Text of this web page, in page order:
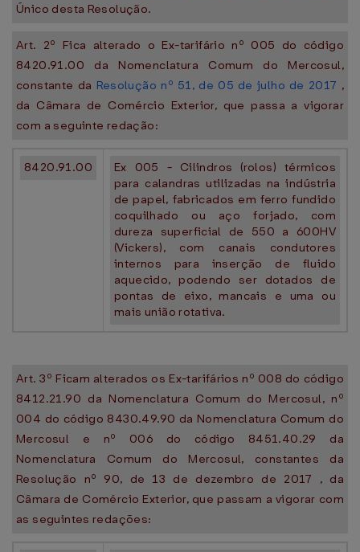
Único desta Resolução.
Art. 2º Fica alterado o Ex-tarifário nº 005 do código
8420.91.00 da Nomenclatura Comum do Mercosul,
constante da Resolução nº 51, de 05 de julho de 2017 ,
da Câmara de Comércio Exterior, que passa a vigorar
com a seguinte redação:
8420.91.00
Ex 005 - Cilindros (rolos) térmicos
para calandras utilizadas na indústria
de papel, fabricados em ferro fundido
coquilhado ou aço forjado, com
dureza superficial de 550 a 600HV
(Vickers), com canais condutores
internos para inserção de fluido
aquecido, podendo ser dotados de
pontas de eixo, mancais e uma ou
mais união rotativa.
Art. 3º Ficam alterados os Ex-tarifários nº 008 do código
8412.21.90 da Nomenclatura Comum do Mercosul, nº
004 do código 8430.49.90 da Nomenclatura Comum do
Mercosul e nº 006 do código 8451.40.29 da
Nomenclatura Comum do Mercosul, constantes da
Resolução nº 90, de 13 de dezembro de 2017 , da
Câmara de Comércio Exterior, que passam a vigorar com
as seguintes redações: